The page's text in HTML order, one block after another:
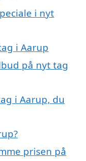
i nyt
i Aarup
på nyt tag
i Aarup, du
prisen på